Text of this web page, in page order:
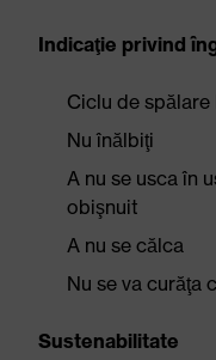
Indicaţie privind
Ciclu de
Nu înălbiţi
A nu se usca în
obişnuit
A nu se călca
Nu se va curăţa
Sustenabilitate